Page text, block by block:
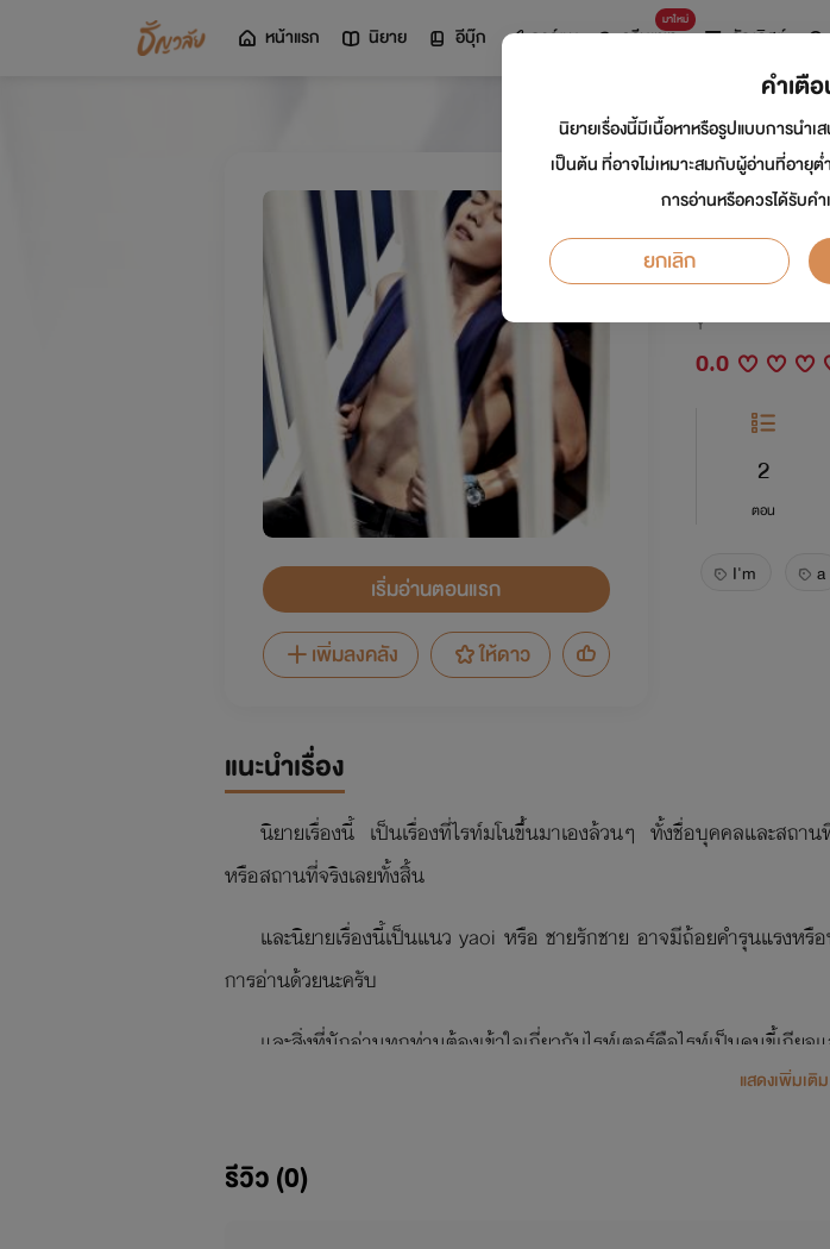
หน้าแรก นิยาย อีบุ๊ก การ์ตูน
มาใหม่
ดรีมแชท ธัญลิสต์
เริ่มอ่านตอนแรก
เพิ่มลงคลัง
ให้ดาว
I'm
ทำไมย
นักเขียน:หมาป่า
Y
0.0
2
ตอน
I'm a
แนะนำเรื่อง
นิยายเรื่องนี้ เป็นเรื่องที่ไรท์มโนขึ้นมาเองล้วนๆ ทั้งชื่อบุคคลและสถ
หรือสถานที่จริงเลยทั้งสิ้น
และนิยายเรื่องนี้เป็นแนว yaoi หรือ ชายรักชาย อาจมีถ้อยคำรุนแรงห
การอ่านด้วยนะครับ
และสิ่งที่นักอ่านทุกท่านต้องเข้าใจเกี่ยวกับไรท์เตอร์คือไรท์เป็นคนขี้เกีย
หลัง ถ้าไรท์มาอัพช้าหรือหายไปยาวเลยก็อย่าโกรธไรท์เลยนะ เพราะบางที
ส่วนเรื่องเวลาอัพ ไรท์ก็จะอัพทุกวันถ้ามีเวลาหรืออารมณ์ ไม่มีกำหนดแ
แสดงเพิ่มเติม
รีวิว (0)
คำเตื
นิยายเรื่องนี้มีเนื้อหาหรือรูปแบบการนำ
เป็นต้น ที่อาจไม่เหมาะสมกับผู้อ่านที่อายุ
การอ่านหรือควรได้รับค
ยกเลิก